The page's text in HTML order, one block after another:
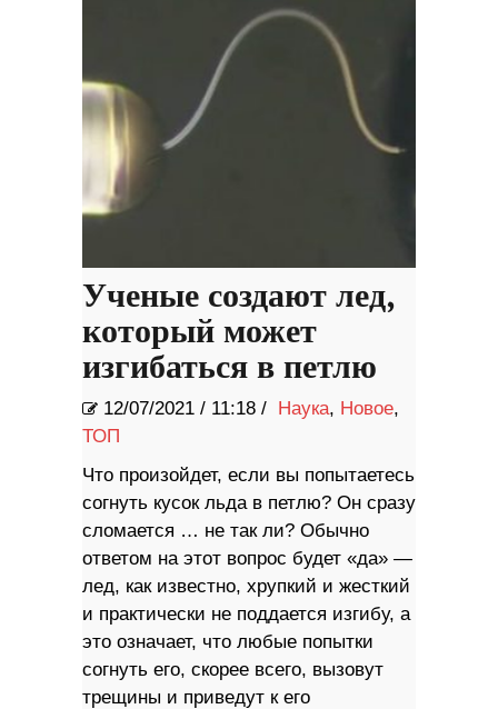
Ученые создают лед,
который может
изгибаться в петлю
12/07/2021 / 11:18 / Наука, Новое,
ТОП
Что произойдет, если вы попытаетесь
согнуть кусок льда в петлю? Он сразу
сломается … не так ли? Обычно
ответом на этот вопрос будет «да» —
лед, как известно, хрупкий и жесткий
и практически не поддается изгибу, а
это означает, что любые попытки
согнуть его, скорее всего, вызовут
трещины и приведут к его